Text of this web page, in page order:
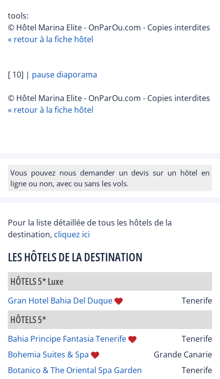
tools:
© Hôtel Marina Elite - OnParOu.com - Copies interdites
« retour à la fiche hôtel
[ 10] | pause diaporama
© Hôtel Marina Elite - OnParOu.com - Copies interdites
« retour à la fiche hôtel
Vous pouvez nous demander un devis sur un hôtel en
ligne ou non, avec ou sans les vols.
Pour la liste détaillée de tous les hôtels de la
destination, cliquez ici
LES HÔTELS DE LA DESTINATION
HÔTELS 5* Luxe
Gran Hotel Bahia Del Duque Tenerife
HÔTELS 5*
Bahia Principe Fantasia Tenerife
Tenerife
Bohemia Suites & Spa
Grande Canarie
Botanico & The Oriental Spa Garden
Tenerife